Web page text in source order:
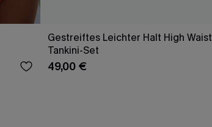
Gestreiftes Leichter Halt High Waist
Tankini-Set
49,00 €